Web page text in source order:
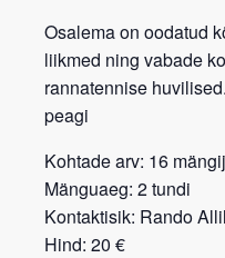
Osalema on oodatud
liikmed ning vabade
rannatennise
peagi
Kohtade arv: 16
Mänguaeg: 2 tundi
Kontaktisik: Rando
Hind: 20 €